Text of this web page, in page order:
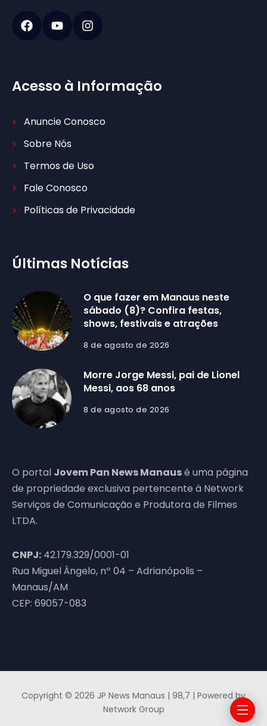
Acesso à Informação
Anuncie Conosco
Sobre Nós
Termos de Uso
Fale Conosco
Políticas de Privacidade
Últimas Notícias
O que fazer em Manaus neste
sábado (8)? Confira festas,
shows, festivais e atrações
8 de agosto de 2026
Morre Jorge Messi, pai de Lionel
Messi, aos 68 anos
8 de agosto de 2026
O portal Jovem Pan News Manausé uma página
de propriedade exclusiva pertencente à Network
Serviços de Comunicação e Produtora de Filmes
LTDA.
CNPJ: 42.179.329/0001-01
Rua Miguel Ângelo, nº 04 – Adrianópolis –
Manaus/AM
CEP: 69057-083
Copyright © 2026 JP News Manaus | 98,7 | Powered by
Network Group